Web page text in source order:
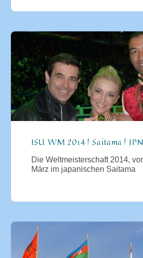
ISU WM 2014 | Saitama | JPN
Die Weltmeisterschaft 2014,
März im japanischen Saitama